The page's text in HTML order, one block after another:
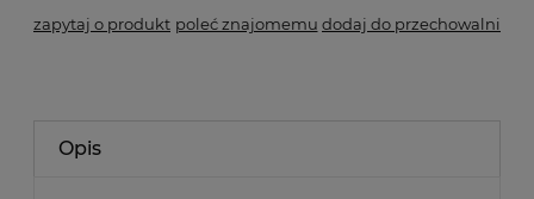
zapytaj o produkt poleć znajomemu dodaj do przechowalni
Opis